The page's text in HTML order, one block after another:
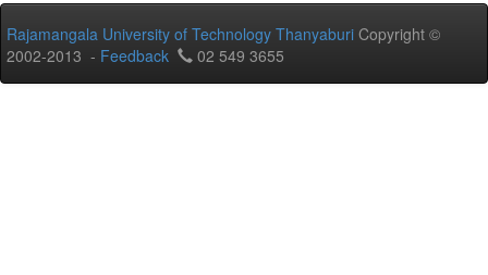
Rajamangala University of Technology Thanyaburi Copyright ©
2002-2013 - Feedback 02 549 3655